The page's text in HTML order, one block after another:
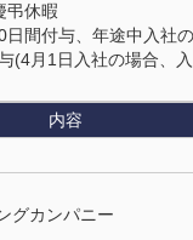
弔休暇
間付与、年途中入社
(4月1日入社の場合、入
内容
グカンパニー